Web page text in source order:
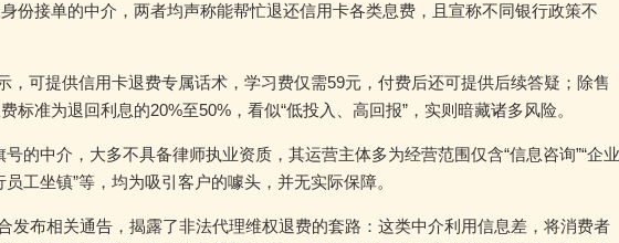
份接单的中介，两者均声称能帮忙退还信用卡各类息费，且宣称不同银行政策不
，可提供信用卡退费专属话术，学习费仅需59元，付费后还可提供后续答疑；除售
标准为退回利息的20%至50%，看似“低投入、高回报”，实则暗藏诸多风险。
号的中介，大多不具备律师执业资质，其运营主体多为经营范围仅含“信息咨询”“企业
工坐镇”等，均为吸引客户的噱头，并无实际保障。
发布相关通告，揭露了非法代理维权退费的套路：这类中介利用信息差，将消费者